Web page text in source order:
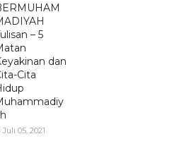
– 5
dan
Cita
Juli 05, 2021